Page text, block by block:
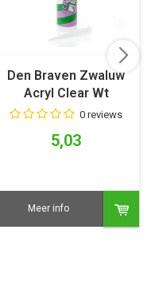
Den Braven Zwaluw
Acryl Clear Wt
Transparant0 reviews
5,03
Meer info